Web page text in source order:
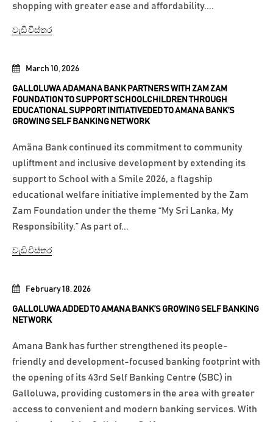
February 18, 2026
GALLOLUWA ADDED TO AMANA BANK’S GROWING SELF BANKING
NETWORK
Amana Bank has further strengthened its people-
friendly and development-focused banking footprint with
the opening of its 43rd Self Banking Centre (SBC) in
Galloluwa, providing customers in the area with greater
access to convenient and modern banking services. With
March 10, 2026
GALLOLUWA ADAMANA BANK PARTNERS WITH ZAM ZAM
FOUNDATION TO SUPPORT SCHOOLCHILDREN THROUGH
EDUCATIONAL SUPPORT INITIATIVEDED TO AMANA BANK’S
GROWING SELF BANKING NETWORK
Amãna Bank continued its commitment to community
upliftment and inclusive development by extending its
support to School with a Smile 2026, a flagship
educational welfare initiative implemented by the Zam
Zam Foundation under the theme “My Sri Lanka, My
Responsibility.” As part of...
වැඩි විස්තර
shopping with greater ease and affordability....
වැඩි විස්තර